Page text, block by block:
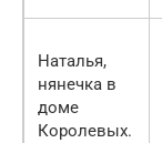
Наталья,
нянечка в
доме
Королевых.